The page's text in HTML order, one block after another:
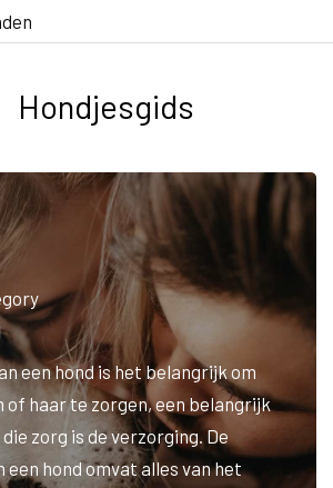
Hondjesgids
een hond is het belangrijk om
of haar te zorgen, een belangrijk
zorg is de verzorging. De
een hond omvat alles van het